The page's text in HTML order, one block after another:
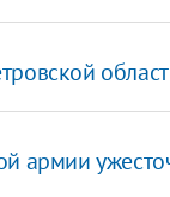
армии